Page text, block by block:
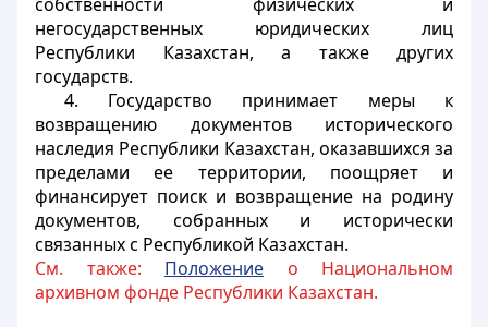
негосударственных юридических лиц
Республики Казахстан, а также других
государств.
4. Государство принимает меры к
возвращению документов исторического
наследия Республики Казахстан, оказавшихся за
пределами ее территории, поощряет и
финансирует поиск и возвращение на родину
документов, собранных и исторически
связанных с Республикой Казахстан.
См. также: Положение о Национальном
архивном фонде Республики Казахстан.